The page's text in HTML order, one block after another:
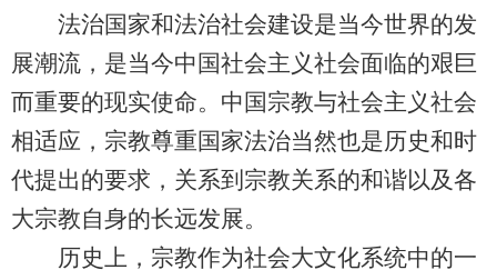
法治国家和法治社会建设是当今世界的发
展潮流，是当今中国社会主义社会面临的艰巨
而重要的现实使命。中国宗教与社会主义社会
相适应，宗教尊重国家法治当然也是历史和时
代提出的要求，关系到宗教关系的和谐以及各
大宗教自身的长远发展。
历史上，宗教作为社会大文化系统中的一